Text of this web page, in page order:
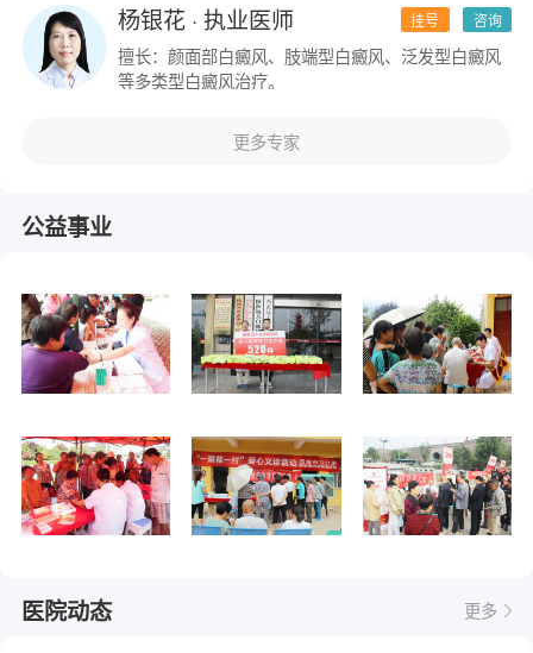
咨询
挂号
杨银花· 执业医师
擅长：颜面部白癜风、肢端型白癜风、泛发型白癜风
等多类型白癜风治疗。
更多专家
公益事业
医院动态 更多